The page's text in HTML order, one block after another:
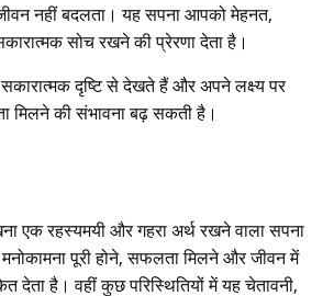
नहीं बदलता। यह सपना आपको मेहनत,
सोच रखने की प्रेरणा देता है।
दृष्टि से देखते हैं और अपने लक्ष्य पर
मिलने की संभावना बढ़ सकती है।
एक रहस्यमयी और गहरा अर्थ रखने वाला सपना
पूरी होने, सफलता मिलने और जीवन में
है। वहीं कुछ परिस्थितियों में यह चेतावनी,